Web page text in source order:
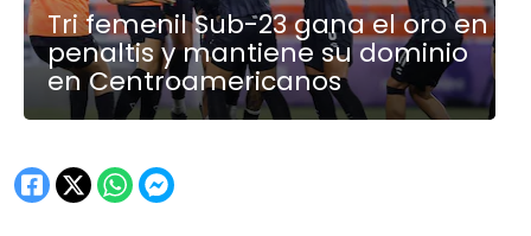
Tri femenil Sub-23 gana el oro en
penaltis y mantiene su dominio
en Centroamericanos